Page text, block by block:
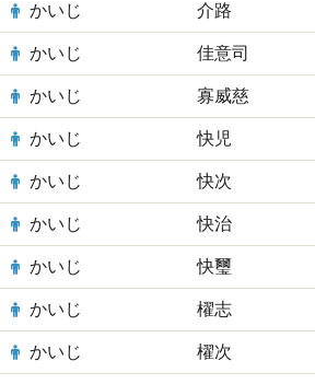
かいじ 介路
かいじ 佳意司
かいじ 寡威慈
かいじ 快児
かいじ 快次
かいじ 快治
かいじ 快璽
かいじ 櫂志
かいじ 櫂次